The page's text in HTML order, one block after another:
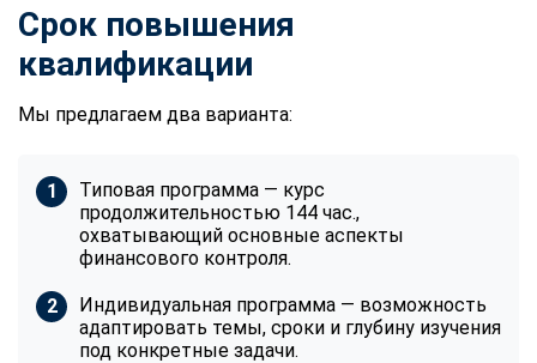
Срок повышения
квалификации
Мы предлагаем два варианта:
Типовая программа — курс
продолжительностью 144 час.,
охватывающий основные аспекты
финансового контроля.
Индивидуальная программа — возможность
адаптировать темы, сроки и глубину изучения
под конкретные задачи.